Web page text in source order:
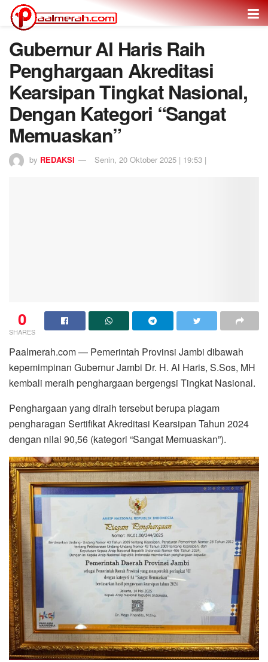
Gubernur Al Haris Raih
Penghargaan Akreditasi
Kearsipan Tingkat Nasional,
Dengan Kategori “Sangat
Memuaskan”
by REDAKSI Senin, 20 Oktober 2025 | 19:53 |
0
SHARES
Paalmerah.com — Pemerintah Provinsi Jambi dibawah
kepemimpinan Gubernur Jambi Dr. H. Al Haris, S.Sos, MH
kembali meraih penghargaan bergengsi Tingkat Nasional.
Penghargaan yang diraih tersebut berupa piagam
pengharagan Sertifikat Akreditasi Kearsipan Tahun 2024
dengan nilai 90,56 (kategori “Sangat Memuaskan”).